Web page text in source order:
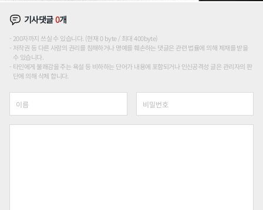
기사댓글0개
200자까지 쓰실 수 있습니다. (현재 0 byte / 최대 400byte)
저작권 등 다른 사람의 권리를 침해하거나 명예를 훼손하는 댓글은 관련 법률에 의해 제재를 받을
수 있습니다.
타인에게 불쾌감을 주는 욕설 등 비하하는 단어가 내용에 포함되거나 인신공격성 글은 관리자의 판
단에 의해 삭제 합니다.